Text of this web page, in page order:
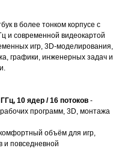
в более тонком корпусе с
и современной видеокартой
игр, 3D-моделирования,
графики, инженерных задач и
10 ядер / 16 потоков -
программ, 3D, монтажа
объём для игр,
и повседневной